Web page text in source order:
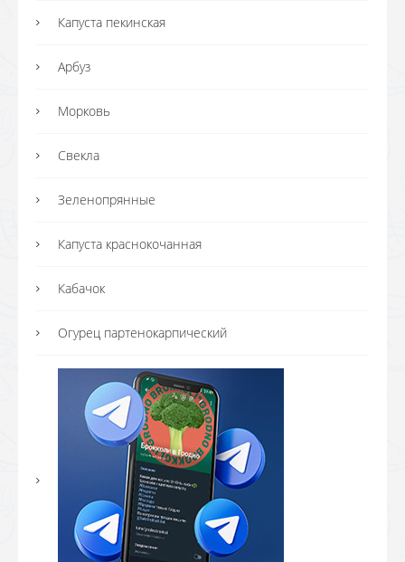
Капуста пекинская
Арбуз
Морковь
Свекла
Зеленопрянные
Капуста краснокочанная
Кабачок
Огурец партенокарпический